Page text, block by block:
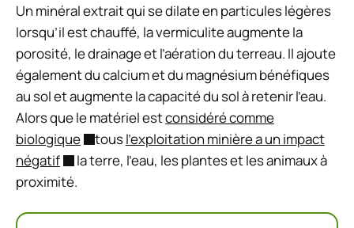
Un minéral extrait qui se dilate en particules légères
lorsqu’il est chauffé, la vermiculite augmente la
porosité, le drainage et l’aération du terreau. Il ajoute
également du calcium et du magnésium bénéfiques
au sol et augmente la capacité du sol à retenir l’eau.
Alors que le matériel estconsidéré comme
biologique
tousl’exploitation minière a un impact
négatif
la terre, l’eau, les plantes et les animaux à
proximité.